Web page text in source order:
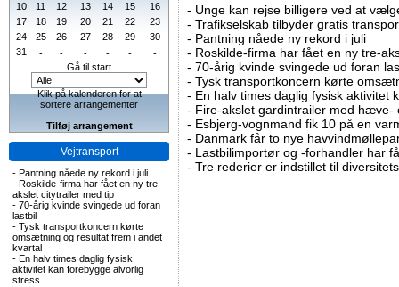
10
11 12 13 14 15
16
17
18 19 20 21 22
23
24
25 26 27 28 29
30
31
- - - - -
-
Gå til start
Klik på kalenderen for at
sortere arrangementer
Tilføj arrangement
Vejtransport
- Pantning nåede ny rekord i juli
- Roskilde-firma har fået en ny tre-
akslet citytrailer med tip
- 70-årig kvinde svingede ud foran
lastbil
- Tysk transportkoncern kørte
omsætning og resultat frem i andet
kvartal
- En halv times daglig fysisk
aktivitet kan forebygge alvorlig
stress
- Unge kan rejse billigere ved at
- Trafikselskab tilbyder gratis
- Pantning nåede ny rekord i juli
- Roskilde-firma har fået en ny tre-
- 70-årig kvinde svingede ud foran
- Tysk transportkoncern kørte
- En halv times daglig fysisk aktivitet
- Fire-akslet gardintrailer med hæve-
- Esbjerg-vognmand fik 10 på en
- Danmark får to nye
- Lastbilimportør og -forhandler har
- Tre rederier er indstillet til